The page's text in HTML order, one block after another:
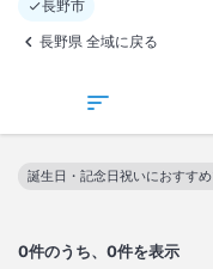
長野市
長野県 全域に戻る
0件のうち、0件を表示
誕生日・記念日祝いにおすす
この絞り込み条件を解除